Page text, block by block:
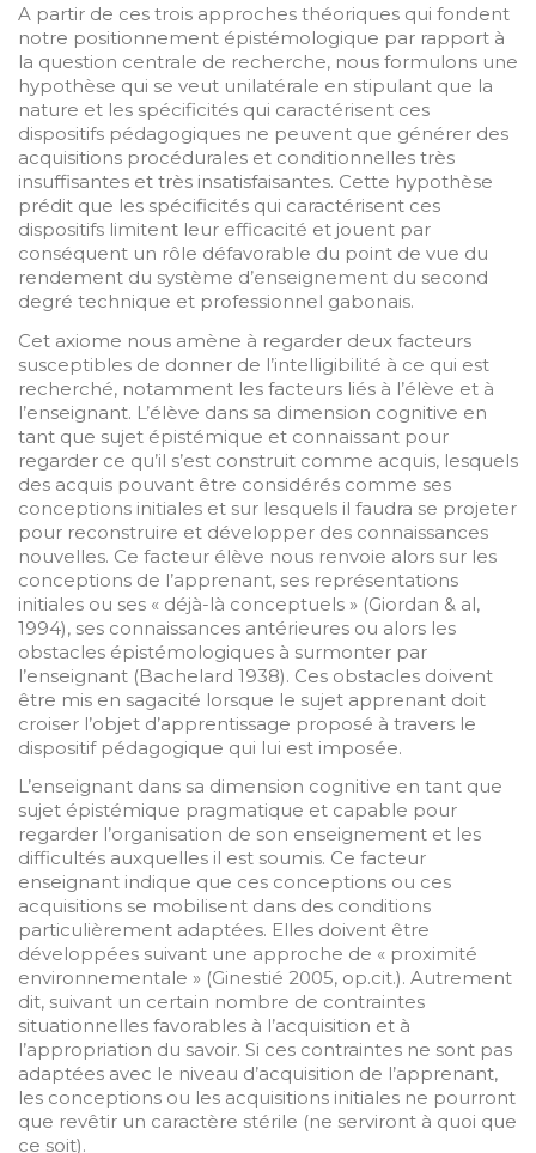
A partir de ces trois approches théoriques qui fondent
notre positionnement épistémologique par rapport à
la question centrale de recherche, nous formulons une
hypothèse qui se veut unilatérale en stipulant que la
nature et les spécificités qui caractérisent ces
dispositifs pédagogiques ne peuvent que générer des
acquisitions procédurales et conditionnelles très
insuffisantes et très insatisfaisantes. Cette hypothèse
prédit que les spécificités qui caractérisent ces
dispositifs limitent leur efficacité et jouent par
conséquent un rôle défavorable du point de vue du
rendement du système d’enseignement du second
degré technique et professionnel gabonais.
Cet axiome nous amène à regarder deux facteurs
susceptibles de donner de l’intelligibilité à ce qui est
recherché, notamment les facteurs liés à l’élève et à
l’enseignant. L’élève dans sa dimension cognitive en
tant que sujet épistémique et connaissant pour
regarder ce qu’il s’est construit comme acquis, lesquels
des acquis pouvant être considérés comme ses
conceptions initiales et sur lesquels il faudra se projeter
pour reconstruire et développer des connaissances
nouvelles. Ce facteur élève nous renvoie alors sur les
conceptions de l’apprenant, ses représentations
initiales ou ses « déjà-là conceptuels » (Giordan & al,
1994), ses connaissances antérieures ou alors les
obstacles épistémologiques à surmonter par
l’enseignant (Bachelard 1938). Ces obstacles doivent
être mis en sagacité lorsque le sujet apprenant doit
croiser l’objet d’apprentissage proposé à travers le
dispositif pédagogique qui lui est imposée.
L’enseignant dans sa dimension cognitive en tant que
sujet épistémique pragmatique et capable pour
regarder l’organisation de son enseignement et les
difficultés auxquelles il est soumis. Ce facteur
enseignant indique que ces conceptions ou ces
acquisitions se mobilisent dans des conditions
particulièrement adaptées. Elles doivent être
développées suivant une approche de « proximité
environnementale » (Ginestié 2005, op.cit.). Autrement
dit, suivant un certain nombre de contraintes
situationnelles favorables à l’acquisition et à
l’appropriation du savoir. Si ces contraintes ne sont pas
adaptées avec le niveau d’acquisition de l’apprenant,
les conceptions ou les acquisitions initiales ne pourront
que revêtir un caractère stérile (ne serviront à quoi que
ce soit).